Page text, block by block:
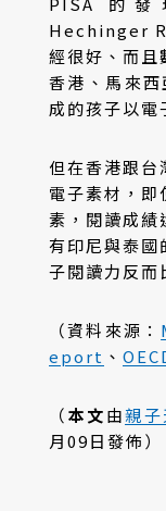
Hechinger
經很好、而且
香港、馬來
成的孩子以電
但在香港跟
電子素材，
素，閱讀成績
有印尼與泰國
子閱讀力反而
（資料來源：
eport 、
（本文由親
月09日發佈）